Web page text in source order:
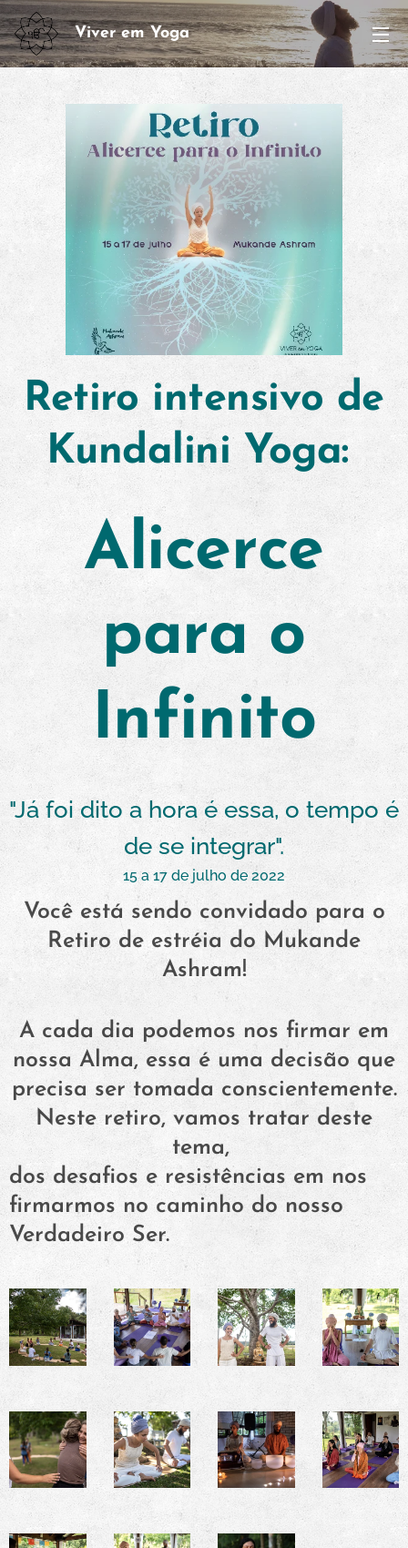
Viver em Yoga
Retiro intensivo de
Kundalini Yoga:
Alicerce
para o
Infinito
"Já foi dito a hora é essa, o tempo é
de se integrar".
15 a 17 de julho de 2022
Você está sendo convidado para o
Retiro de estréia do Mukande
Ashram!
A cada dia podemos nos firmar em
nossa Alma, essa é uma decisão que
precisa ser tomada conscientemente.
Neste retiro, vamos tratar deste
tema,
dos desafios e resistências em nos
firmarmos no caminho do nosso
Verdadeiro Ser.